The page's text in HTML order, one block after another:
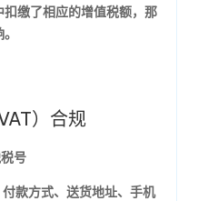
缴了相应的增值税额，那
）合规
号
款方式、送货地址、手机